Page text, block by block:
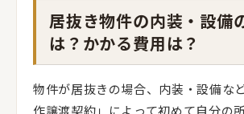
居抜き物件の内装・設備
は？かかる費用は？
物件が居抜きの場合、内装・設備な
作譲渡契約」によって初めて自分の